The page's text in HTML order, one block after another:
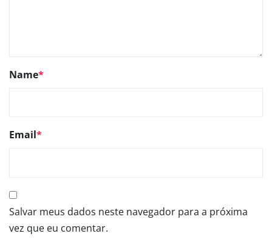
Name*
Email*
Salvar meus dados neste navegador para a próxima
vez que eu comentar.